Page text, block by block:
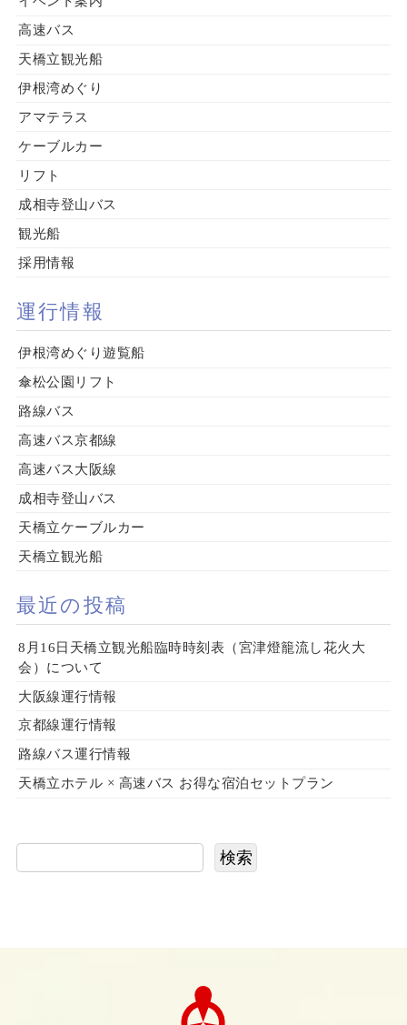
高速バス
天橋立観光船
伊根湾めぐり
アマテラス
ケーブルカー
リフト
成相寺登山バス
観光船
採用情報
運行情報
伊根湾めぐり遊覧船
傘松公園リフト
路線バス
高速バス京都線
高速バス大阪線
成相寺登山バス
天橋立ケーブルカー
天橋立観光船
最近の投稿
8月16日天橋立観光船臨時時刻表（宮津燈籠流し花火大
会）について
大阪線運行情報
京都線運行情報
路線バス運行情報
天橋立ホテル × 高速バス お得な宿泊セットプラン
検索